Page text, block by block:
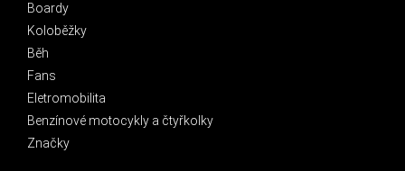
Boardy
Koloběžky
Běh
Fans
Eletromobilita
Benzínové motocykly a čtyřkolky
Značky